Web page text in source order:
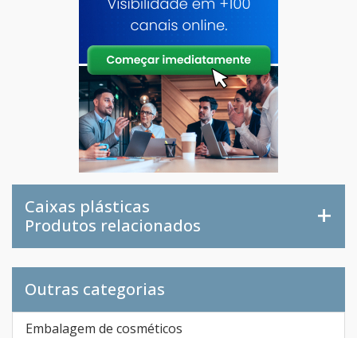
Caixas plásticas
Produtos relacionados
Outras categorias
Embalagem de cosméticos